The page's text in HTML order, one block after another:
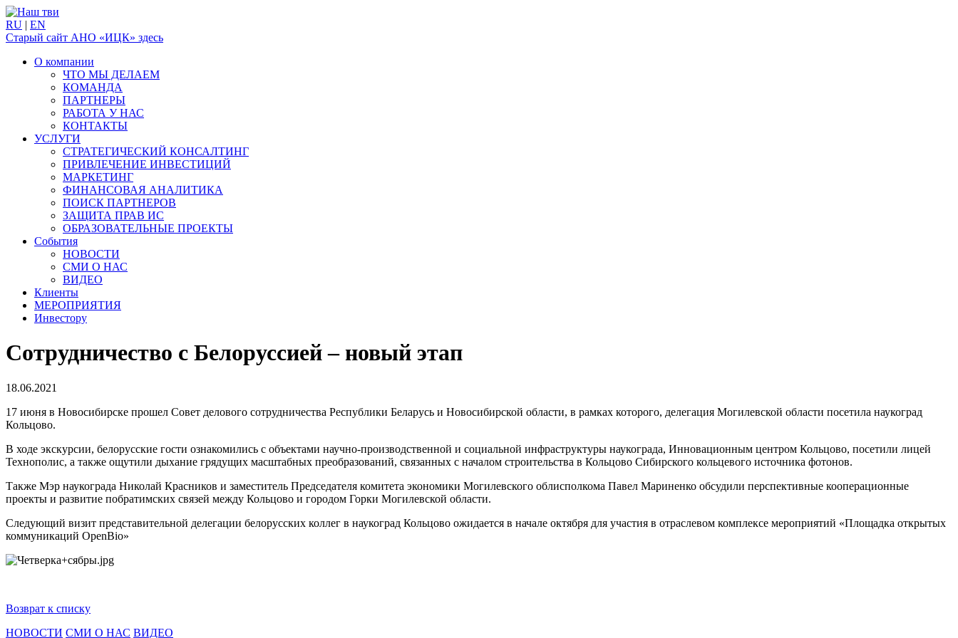
RU | EN
Старый сайт АНО «ИЦК» здесь
О компании
ЧТО МЫ ДЕЛАЕМ
КОМАНДА
ПАРТНЕРЫ
РАБОТА У НАС
КОНТАКТЫ
УСЛУГИ
СТРАТЕГИЧЕСКИЙ КОНСАЛТИНГ
ПРИВЛЕЧЕНИЕ ИНВЕСТИЦИЙ
МАРКЕТИНГ
ФИНАНСОВАЯ АНАЛИТИКА
ПОИСК ПАРТНЕРОВ
ЗАЩИТА ПРАВ ИС
ОБРАЗОВАТЕЛЬНЫЕ ПРОЕКТЫ
События
НОВОСТИ
СМИ О НАС
ВИДЕО
Клиенты
МЕРОПРИЯТИЯ
Инвестору
Сотрудничество с Белоруссией – новый этап
18.06.2021
17 июня в Новосибирске прошел Совет делового сотрудничества Республики Беларусь и Новосибирской области, в рамках которого, делегация Могилевской области посетила наукоград
Кольцово.
В ходе экскурсии, белорусские гости ознакомились с объектами научно-производственной и социальной инфраструктуры наукограда, Инновационным центром Кольцово, посетили лицей
Технополис, а также ощутили дыхание грядущих масштабных преобразований, связанных с началом строительства в Кольцово Сибирского кольцевого источника фотонов.
Также Мэр наукограда Николай Красников и заместитель Председателя комитета экономики Могилевского облисполкома Павел Мариненко обсудили перспективные кооперационные
проекты и развитие побратимских связей между Кольцово и городом Горки Могилевской области.
Следующий визит представительной делегации белорусских коллег в наукоград Кольцово ожидается в начале октября для участия в отраслевом комплексе мероприятий «Площадка открытых
коммуникаций OpenBio»
Возврат к списку
НОВОСТИ СМИ О НАС ВИДЕО